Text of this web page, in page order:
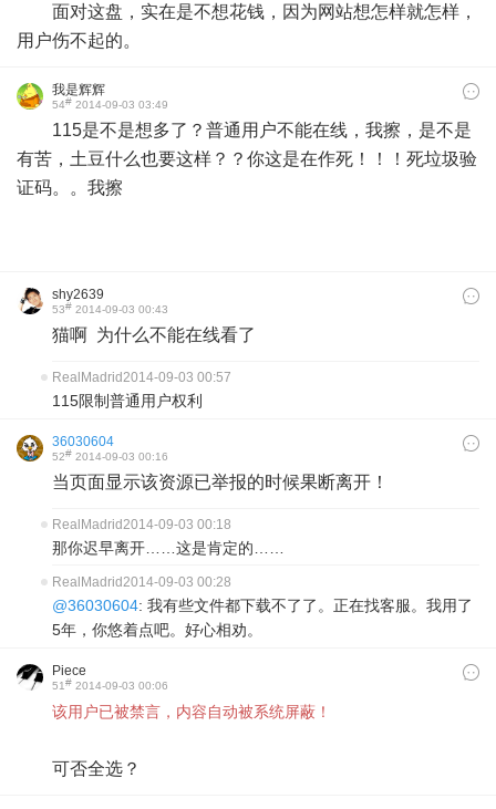
面对这盘，实在是不想花钱，因为网站想怎样就怎样，
用户伤不起的。
我是辉辉
54# 2014-09-03 03:49
115是不是想多了？普通用户不能在线，我擦，是不是
有苦，土豆什么也要这样？？你这是在作死！！！死垃圾验
证码。。我擦
shy2639
53# 2014-09-03 00:43
猫啊 为什么不能在线看了
RealMadrid2014-09-03 00:57
115限制普通用户权利
36030604
52# 2014-09-03 00:16
当页面显示该资源已举报的时候果断离开！
RealMadrid2014-09-03 00:18
那你迟早离开……这是肯定的……
RealMadrid2014-09-03 00:28
@36030604: 我有些文件都下载不了了。正在找客服。我用了
5年，你悠着点吧。好心相劝。
Piece
51# 2014-09-03 00:06
​该用户已被禁言，内容自动被系统屏蔽！
可否全选？